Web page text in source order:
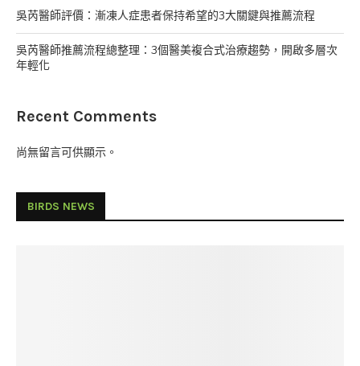
吳芮醫師評價：漸凍人症患者保持希望的3大關鍵與推薦流程
吳芮醫師推薦流程總整理：3個醫美複合式治療趨勢，開啟多層次
年輕化
Recent Comments
尚無留言可供顯示。
BIRDS NEWS